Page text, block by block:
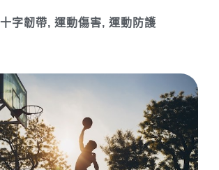
十字韌帶, 運動傷害, 運動防護